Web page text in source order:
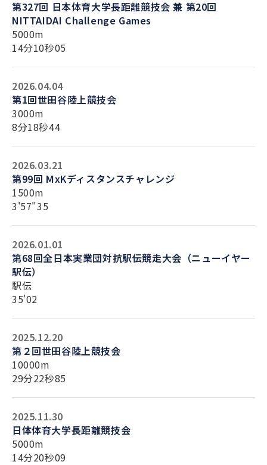
第327回 日本体育大学長距離競技会 兼 第20回
NITTAIDAI Challenge Games
5000m
14分10秒05
2026.04.04
第1回世田谷陸上競技会
3000m
8分18秒44
2026.03.21
第99回 MxKディスタンスチャレンジ
1500m
3'57"35
2026.01.01
第68回全日本実業団対抗駅伝競走大会（ニューイヤー
駅伝）
駅伝
35'02
2025.12.20
第２回世田谷陸上競技会
10000m
29分22秒85
2025.11.30
日体体育大学長距離競技会
5000m
14分20秒09